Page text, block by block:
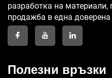
разработка на материали,
продажба в една
Полезни връзки